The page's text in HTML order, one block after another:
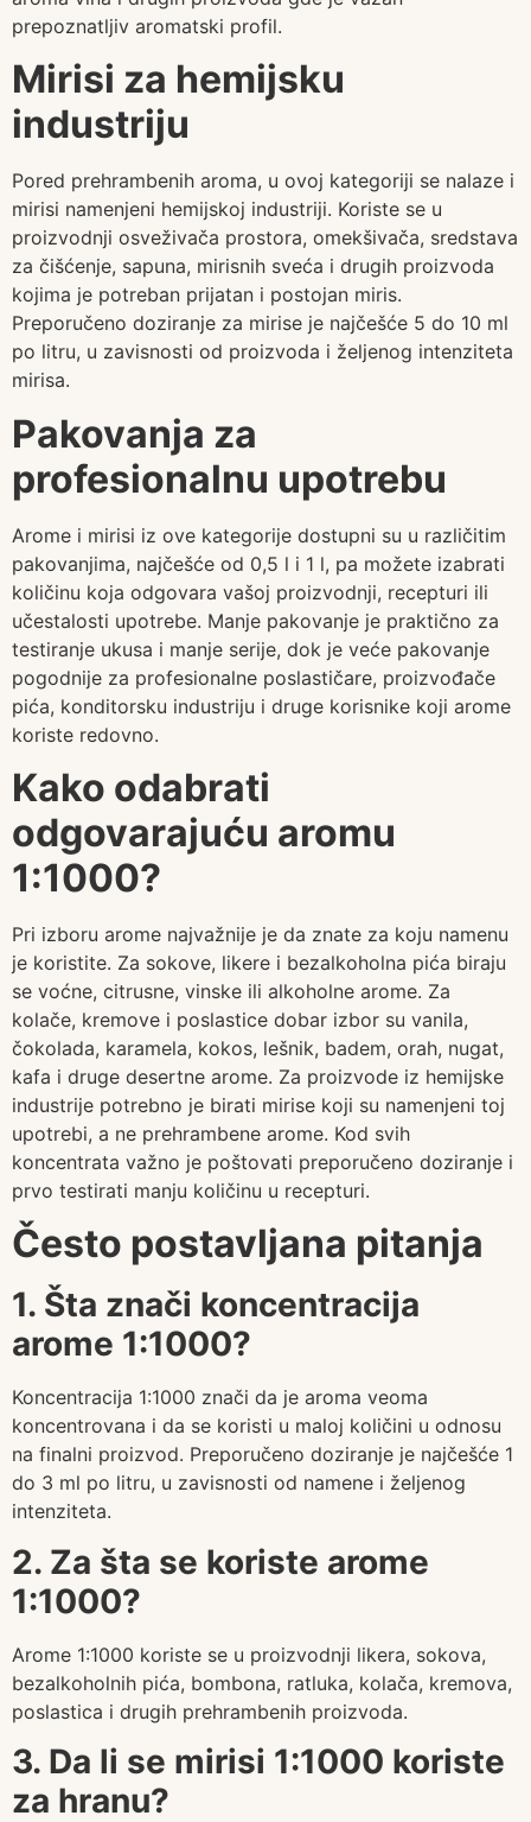
prepoznatljiv aromatski profil.
Mirisi za hemijsku
industriju
Pored prehrambenih aroma, u ovoj kategoriji se nalaze i
mirisi namenjeni hemijskoj industriji. Koriste se u
proizvodnji osveživača prostora, omekšivača, sredstava
za čišćenje, sapuna, mirisnih sveća i drugih proizvoda
kojima je potreban prijatan i postojan miris.
Preporučeno doziranje za mirise je najčešće 5 do 10 ml
po litru, u zavisnosti od proizvoda i željenog intenziteta
mirisa.
Pakovanja za
profesionalnu upotrebu
Arome i mirisi iz ove kategorije dostupni su u različitim
pakovanjima, najčešće od 0,5 l i 1 l, pa možete izabrati
količinu koja odgovara vašoj proizvodnji, recepturi ili
učestalosti upotrebe. Manje pakovanje je praktično za
testiranje ukusa i manje serije, dok je veće pakovanje
pogodnije za profesionalne poslastičare, proizvođače
pića, konditorsku industriju i druge korisnike koji arome
koriste redovno.
Kako odabrati
odgovarajuću aromu
1:1000?
Pri izboru arome najvažnije je da znate za koju namenu
je koristite. Za sokove, likere i bezalkoholna pića biraju
se voćne, citrusne, vinske ili alkoholne arome. Za
kolače, kremove i poslastice dobar izbor su vanila,
čokolada, karamela, kokos, lešnik, badem, orah, nugat,
kafa i druge desertne arome. Za proizvode iz hemijske
industrije potrebno je birati mirise koji su namenjeni toj
upotrebi, a ne prehrambene arome. Kod svih
koncentrata važno je poštovati preporučeno doziranje i
prvo testirati manju količinu u recepturi.
Često postavljana pitanja
1. Šta znači koncentracija
arome 1:1000?
Koncentracija 1:1000 znači da je aroma veoma
koncentrovana i da se koristi u maloj količini u odnosu
na finalni proizvod. Preporučeno doziranje je najčešće 1
do 3 ml po litru, u zavisnosti od namene i željenog
intenziteta.
2. Za šta se koriste arome
1:1000?
Arome 1:1000 koriste se u proizvodnji likera, sokova,
bezalkoholnih pića, bombona, ratluka, kolača, kremova,
poslastica i drugih prehrambenih proizvoda.
3. Da li se mirisi 1:1000 koriste
za hranu?